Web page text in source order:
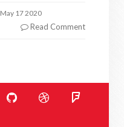
May 17 2020
Read Comment